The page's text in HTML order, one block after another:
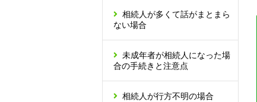
相続人が多くて話がまとまら
ない場合
未成年者が相続人になった場
合の手続きと注意点
相続人が行方不明の場合